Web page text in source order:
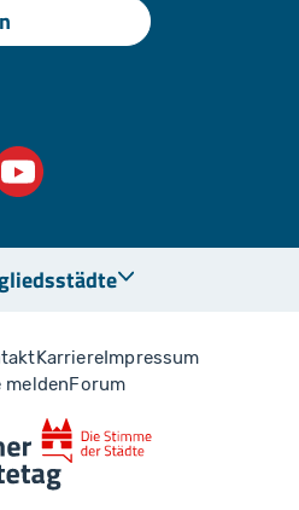
KarriereImpressum
meldenForum